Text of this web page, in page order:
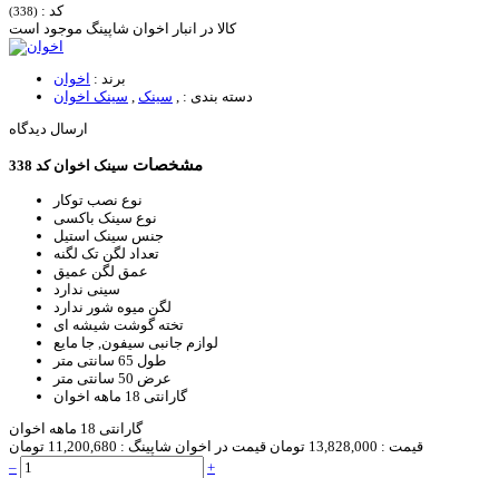
کد : (338)
کالا در انبار اخوان شاپینگ موجود است
برند : اخوان
دسته بندی :
سینک
سینک اخوان
ارسال دیدگاه
مشخصات سینک اخوان کد 338
نوع نصب توکار
نوع سینک باکسی
جنس سینک استیل
تعداد لگن تک لگنه
عمق لگن عمیق
سینی ندارد
لگن میوه شور ندارد
تخته گوشت شیشه ای
لوازم جانبی سیفون, جا مایع
طول 65 سانتی متر
عرض 50 سانتی متر
گارانتی 18 ماهه اخوان
گارانتی 18 ماهه اخوان
قیمت : 13,828,000 تومان قیمت در اخوان شاپینگ : 11,200,680 تومان
–
+